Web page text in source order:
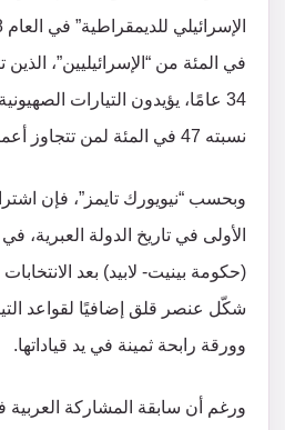
34 عامًا، يؤيدون التيارات
نسبته 47 في المئة لمن تتجاوز أعمارهم 35 عامًا.
وبحسب “نيويورك تايمز”، فإن
الأولى في تاريخ الدولة العبرية،
(حكومة بينيت- لابيد) بعد
شكّل عنصر قلق إضافيًا لقواعد
وورقة رابحة ثمينة في يد قياداتها.
ورغم أن سابقة المشاركة العربية